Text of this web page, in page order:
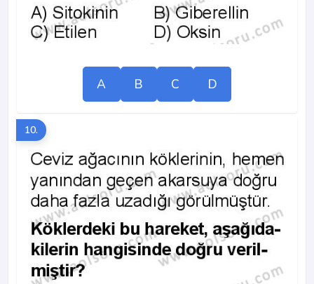
A B C D
10.